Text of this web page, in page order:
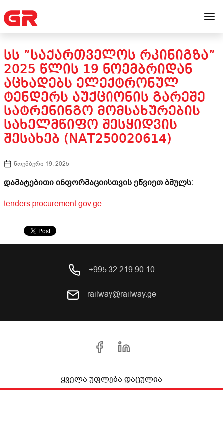
ᲡᲡ ”ᲡᲐᲥᲐᲠᲗᲕᲔᲚᲝᲡ ᲠᲙᲘᲜᲘᲒᲖᲐ”
2025 ᲬᲚᲘᲡ 19 ᲜᲝᲔᲛᲑᲠᲘᲓᲐᲜ
ᲐᲪᲮᲐᲓᲔᲑᲡ ᲔᲚᲔᲥᲢᲠᲝᲜᲣᲚ
ᲢᲔᲜᲓᲔᲠᲡ ᲐᲣᲥᲪᲘᲝᲜᲘᲡ ᲒᲐᲠᲔᲨᲔ
ᲡᲐᲢᲠᲔᲜᲘᲜᲒᲝ ᲛᲝᲛᲡᲐᲮᲣᲠᲔᲑᲘᲡ
ᲡᲐᲮᲔᲚᲛᲬᲘᲤᲝ ᲨᲔᲡᲧᲘᲓᲕᲘᲡ
ᲨᲔᲡᲐᲮᲔᲑ (NAT250020614)
ნოემბერი 19, 2025
დამატებითი ინფორმაციისთვის ეწვიეთ ბმულს:
tenders.procurement.gov.ge
+995 32 219 90 10
railway@railway.ge
ყველა უფლება დაცულია